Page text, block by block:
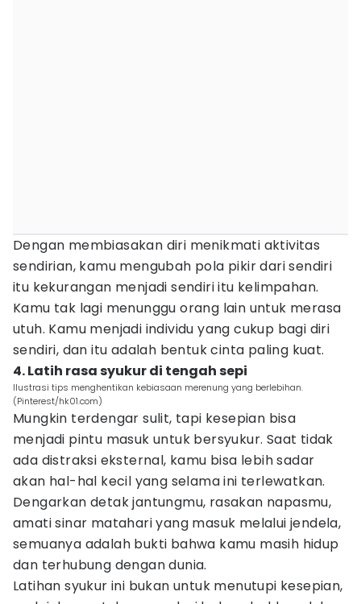
Dengan membiasakan diri menikmati aktivitas
sendirian, kamu mengubah pola pikir dari sendiri
itu kekurangan menjadi sendiri itu kelimpahan.
Kamu tak lagi menunggu orang lain untuk merasa
utuh. Kamu menjadi individu yang cukup bagi diri
sendiri, dan itu adalah bentuk cinta paling kuat.
4. Latih rasa syukur di tengah sepi
Ilustrasi tips menghentikan kebiasaan merenung yang berlebihan.
(Pinterest/hk01.com)
Mungkin terdengar sulit, tapi kesepian bisa
menjadi pintu masuk untuk bersyukur. Saat tidak
ada distraksi eksternal, kamu bisa lebih sadar
akan hal-hal kecil yang selama ini terlewatkan.
Dengarkan detak jantungmu, rasakan napasmu,
amati sinar matahari yang masuk melalui jendela,
semuanya adalah bukti bahwa kamu masih hidup
dan terhubung dengan dunia.
Latihan syukur ini bukan untuk menutupi kesepian,